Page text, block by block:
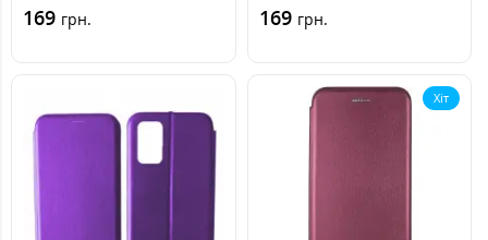
169 грн. 169 грн.
Хіт